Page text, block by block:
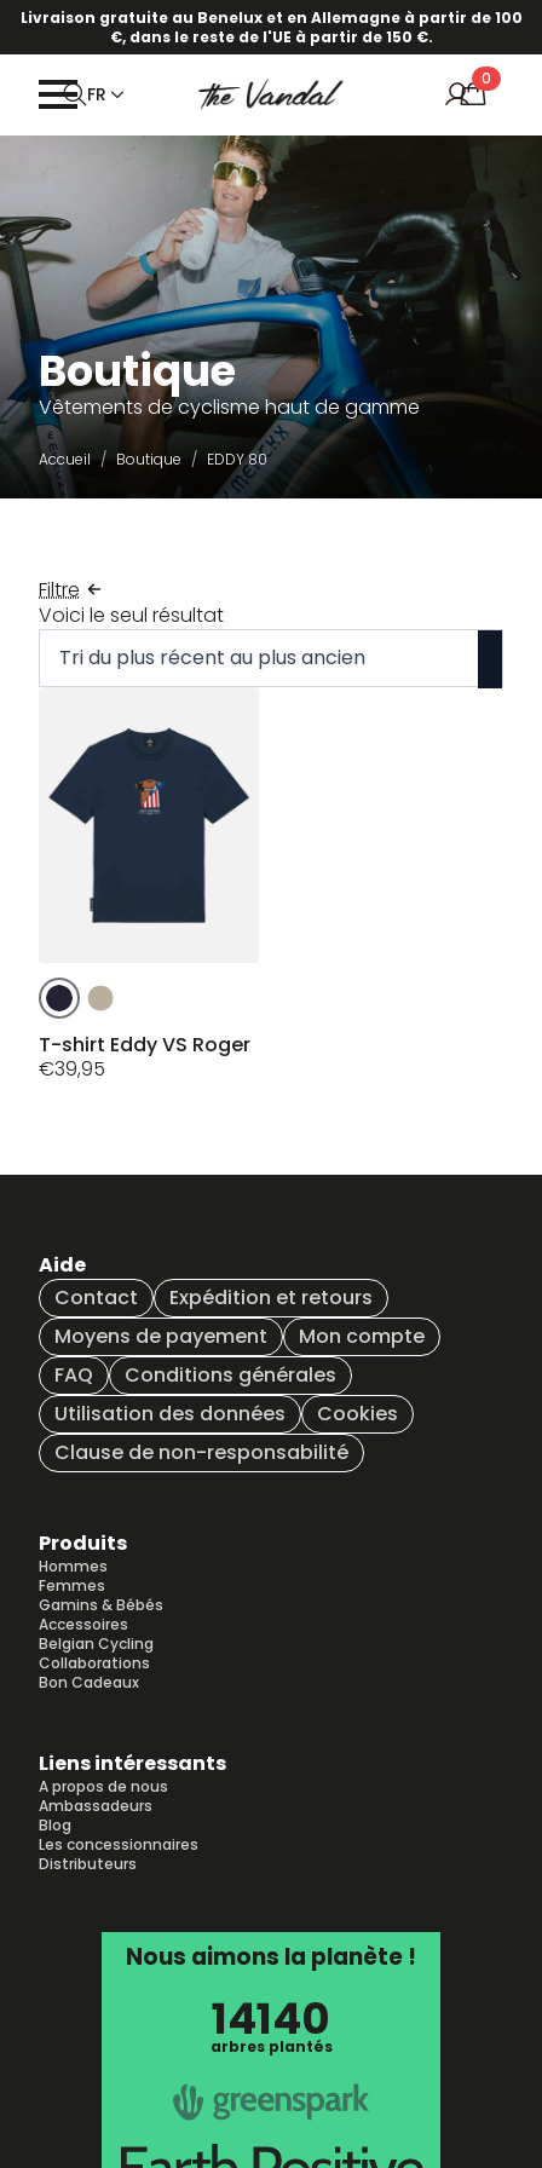
Livraison gratuite au Benelux et en Allemagne à partir de 100
€, dans le reste de l'UE à partir de 150 €.
FR
0
Boutique
Vêtements de cyclisme haut de gamme
Accueil Boutique EDDY 80
Filtre
Voici le seul résultat
Ce
produit
a
plusieurs
peuvent
sur
la
page
du
produit
T-shirt Eddy VS Roger
€39,95
Aide
Contact
Expédition et retours
Moyens de payement
Mon compte
FAQ
Conditions générales
Utilisation des données
Cookies
Clause de non-responsabilité
Produits
Hommes
Femmes
Gamins & Bébés
Accessoires
Belgian Cycling
Collaborations
Bon Cadeaux
Liens intéressants
A propos de nous
Ambassadeurs
Blog
Les concessionnaires
Distributeurs
Nous aimons la planète !
14140
arbres plantés